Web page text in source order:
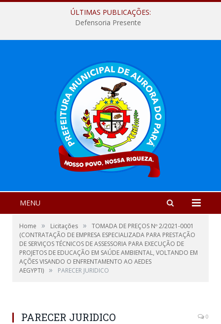
ÚLTIMAS PUBLICAÇÕES:
Defensoria Presente
MENU
Home » Licitações »
TOMADA DE PREÇOS Nº 2/2021-0001
(CONTRATAÇÃO DE EMPRESA ESPECIALIZADA PARA PRESTAÇÃO
DE SERVIÇOS TÉCNICOS DE ASSESSORIA PARA EXECUÇÃO DE
PROJETOS DE EDUCAÇÃO EM SAÚDE AMBIENTAL, VOLTANDO EM
AÇÕES VISANDO O ENFRENTAMENTO AO AEDES
AEGYPTI) » PARECER JURIDICO
PARECER JURIDICO 0